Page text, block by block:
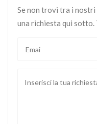
Se non trovi tra i
una richiesta qui